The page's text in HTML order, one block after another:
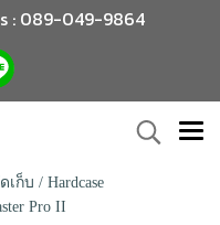
: 089-049-9864
เก็บ / Hardcase
Pro II